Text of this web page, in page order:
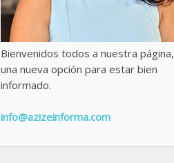
Bienvenidos todos a nuestra página,
una nueva opción para estar bien
informado.
info@azizeinforma.com